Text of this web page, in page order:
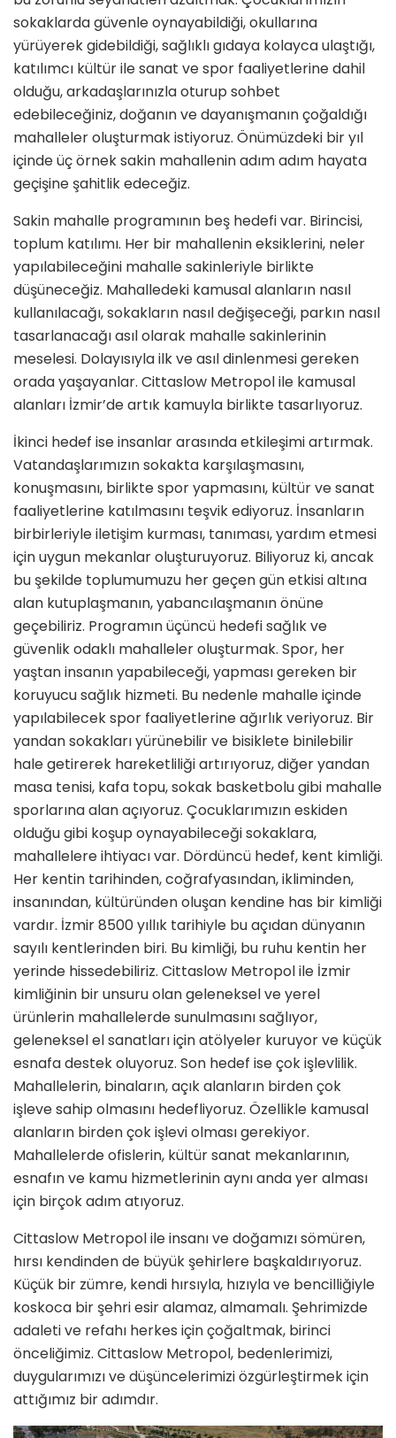
sokaklarda güvenle oynayabildiği, okullarına
yürüyerek gidebildiği, sağlıklı gıdaya kolayca ulaştığı,
katılımcı kültür ile sanat ve spor faaliyetlerine dahil
olduğu, arkadaşlarınızla oturup sohbet
edebileceğiniz, doğanın ve dayanışmanın çoğaldığı
mahalleler oluşturmak istiyoruz. Önümüzdeki bir yıl
içinde üç örnek sakin mahallenin adım adım hayata
geçişine şahitlik edeceğiz.
Sakin mahalle programının beş hedefi var. Birincisi,
toplum katılımı. Her bir mahallenin eksiklerini, neler
yapılabileceğini mahalle sakinleriyle birlikte
düşüneceğiz. Mahalledeki kamusal alanların nasıl
kullanılacağı, sokakların nasıl değişeceği, parkın nasıl
tasarlanacağı asıl olarak mahalle sakinlerinin
meselesi. Dolayısıyla ilk ve asıl dinlenmesi gereken
orada yaşayanlar. Cittaslow Metropol ile kamusal
alanları İzmir’de artık kamuyla birlikte tasarlıyoruz.
İkinci hedef ise insanlar arasında etkileşimi artırmak.
Vatandaşlarımızın sokakta karşılaşmasını,
konuşmasını, birlikte spor yapmasını, kültür ve sanat
faaliyetlerine katılmasını teşvik ediyoruz. İnsanların
birbirleriyle iletişim kurması, tanıması, yardım etmesi
için uygun mekanlar oluşturuyoruz. Biliyoruz ki, ancak
bu şekilde toplumumuzu her geçen gün etkisi altına
alan kutuplaşmanın, yabancılaşmanın önüne
geçebiliriz. Programın üçüncü hedefi sağlık ve
güvenlik odaklı mahalleler oluşturmak. Spor, her
yaştan insanın yapabileceği, yapması gereken bir
koruyucu sağlık hizmeti. Bu nedenle mahalle içinde
yapılabilecek spor faaliyetlerine ağırlık veriyoruz. Bir
yandan sokakları yürünebilir ve bisiklete binilebilir
hale getirerek hareketliliği artırıyoruz, diğer yandan
masa tenisi, kafa topu, sokak basketbolu gibi mahalle
sporlarına alan açıyoruz. Çocuklarımızın eskiden
olduğu gibi koşup oynayabileceği sokaklara,
mahallelere ihtiyacı var. Dördüncü hedef, kent kimliği.
Her kentin tarihinden, coğrafyasından, ikliminden,
insanından, kültüründen oluşan kendine has bir kimliği
vardır. İzmir 8500 yıllık tarihiyle bu açıdan dünyanın
sayılı kentlerinden biri. Bu kimliği, bu ruhu kentin her
yerinde hissedebiliriz. Cittaslow Metropol ile İzmir
kimliğinin bir unsuru olan geleneksel ve yerel
ürünlerin mahallelerde sunulmasını sağlıyor,
geleneksel el sanatları için atölyeler kuruyor ve küçük
esnafa destek oluyoruz. Son hedef ise çok işlevlilik.
Mahallelerin, binaların, açık alanların birden çok
işleve sahip olmasını hedefliyoruz. Özellikle kamusal
alanların birden çok işlevi olması gerekiyor.
Mahallelerde ofislerin, kültür sanat mekanlarının,
esnafın ve kamu hizmetlerinin aynı anda yer alması
için birçok adım atıyoruz.
Cittaslow Metropol ile insanı ve doğamızı sömüren,
hırsı kendinden de büyük şehirlere başkaldırıyoruz.
Küçük bir zümre, kendi hırsıyla, hızıyla ve bencilliğiyle
koskoca bir şehri esir alamaz, almamalı. Şehrimizde
adaleti ve refahı herkes için çoğaltmak, birinci
önceliğimiz. Cittaslow Metropol, bedenlerimizi,
duygularımızı ve düşüncelerimizi özgürleştirmek için
attığımız bir adımdır.